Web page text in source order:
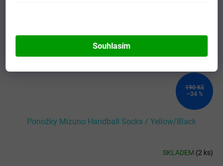
Souhlasím
190 Kč
–34 %
Ponožky Mizuno Handball Socks / Yellow/Black
SKLADEM (2 ks)